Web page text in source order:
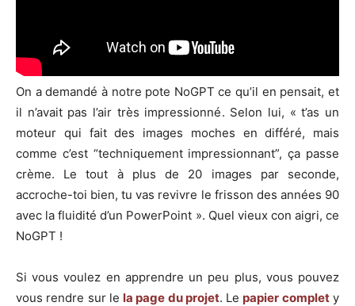
On a demandé à notre pote NoGPT ce qu’il en pensait, et
il n’avait pas l’air très impressionné. Selon lui, « t’as un
moteur qui fait des images moches en différé, mais
comme c’est “techniquement impressionnant”, ça passe
crème. Le tout à plus de 20 images par seconde,
accroche-toi bien, tu vas revivre le frisson des années 90
avec la fluidité d’un PowerPoint ». Quel vieux con aigri, ce
NoGPT !
Si vous voulez en apprendre un peu plus, vous pouvez
vous rendre sur le la page du projet. Le papier complety